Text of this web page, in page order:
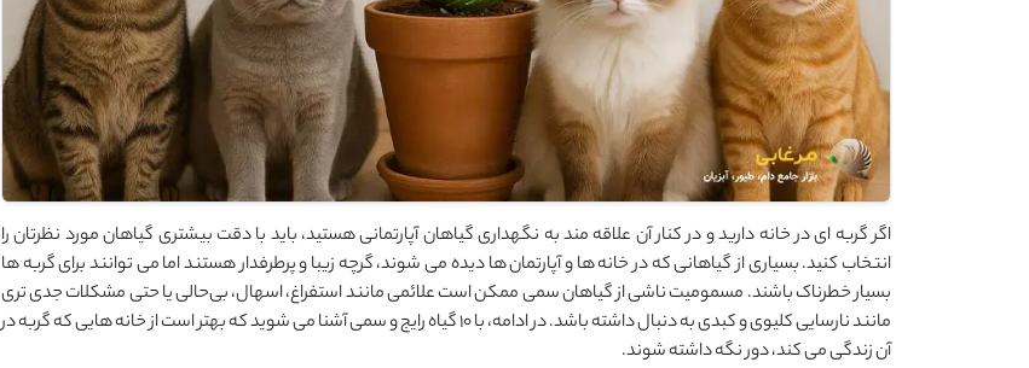
اگر گربه ‌ای در خانه دارید و در کنار آن علاقه‌ مند به نگهداری گیاهان آپارتمانی هستید، باید با دقت بیشتری گیاهان مورد نظرتان را
انتخاب کنید. بسیاری از گیاهانی که در خانه‌ ها و آپارتمان ‌ها دیده می‌ شوند، گرچه زیبا و پرطرفدار هستند اما می ‌توانند برای گربه ‌ها
بسیار خطرناک باشند. مسمومیت ناشی از گیاهان سمی ممکن است علائمی مانند استفراغ، اسهال، بی‌حالی یا حتی مشکلات جدی‌ تری
مانند نارسایی کلیوی و کبدی به ‌دنبال داشته باشد. در ادامه، با 10 گیاه رایج و سمی آشنا می ‌شوید که بهتر است از خانه‌ هایی که گربه در
آن زندگی می ‌کند، دور نگه داشته شوند.